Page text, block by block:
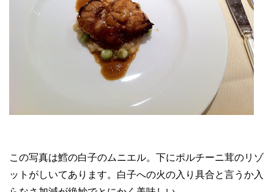
この写真は鱈の白子のムニエル。下にポルチーニ茸のリゾ
ットがしいてあります。白子への火の入り具合と言うか入